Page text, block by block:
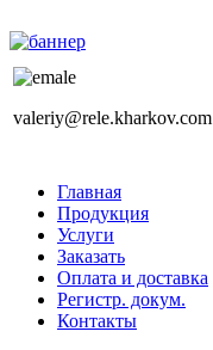
valeriy@rele.kharkov.com
Главная
Продукция
Услуги
Заказать
Оплата и доставка
Регистр. докум.
Контакты